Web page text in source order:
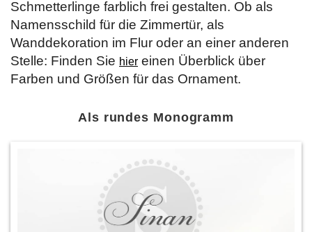
Schmetterlinge farblich frei gestalten. Ob als
Namensschild für die Zimmertür, als
Wanddekoration im Flur oder an einer anderen
Stelle: Finden Sie hier einen Überblick über
Farben und Größen für das Ornament.
Als rundes Monogramm